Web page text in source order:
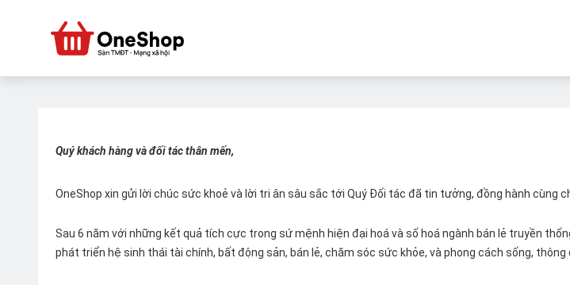
Quý khách hàng và đối tác thân mến,
OneShop xin gửi lời chúc sức khoẻ và lời tri ân sâu sắc tới Quý Đối tác đã tin tưởng, đồng hành cùng
Sau 6 năm với những kết quả tích cực trong sứ mệnh hiện đại hoá và số hoá ngành bán lẻ truyền
phát triển hệ sinh thái tài chính, bất động sản, bán lẻ, chăm sóc sức khỏe, và phong cách sống, thông